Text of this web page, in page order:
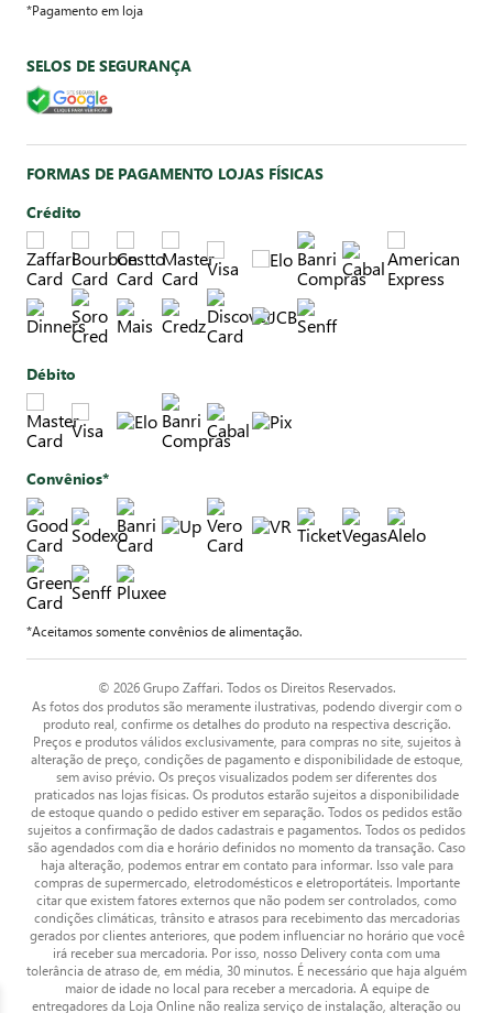
*Pagamento em loja
SELOS DE SEGURANÇA
FORMAS DE PAGAMENTO LOJAS FÍSICAS
Crédito
Débito
Convênios*
*Aceitamos somente convênios de alimentação.
© 2026 Grupo Zaffari. Todos os Direitos Reservados.
As fotos dos produtos são meramente ilustrativas, podendo divergir com o
produto real, confirme os detalhes do produto na respectiva descrição.
Preços e produtos válidos exclusivamente, para compras no site, sujeitos à
alteração de preço, condições de pagamento e disponibilidade de estoque,
sem aviso prévio. Os preços visualizados podem ser diferentes dos
praticados nas lojas físicas. Os produtos estarão sujeitos a disponibilidade
de estoque quando o pedido estiver em separação. Todos os pedidos estão
sujeitos a confirmação de dados cadastrais e pagamentos. Todos os pedidos
são agendados com dia e horário definidos no momento da transação. Caso
haja alteração, podemos entrar em contato para informar. Isso vale para
compras de supermercado, eletrodomésticos e eletroportáteis. Importante
citar que existem fatores externos que não podem ser controlados, como
condições climáticas, trânsito e atrasos para recebimento das mercadorias
gerados por clientes anteriores, que podem influenciar no horário que você
irá receber sua mercadoria. Por isso, nosso Delivery conta com uma
tolerância de atraso de, em média, 30 minutos. É necessário que haja alguém
maior de idade no local para receber a mercadoria. A equipe de
entregadores da Loja Online não realiza serviço de instalação, alteração ou